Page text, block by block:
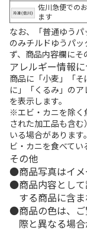
佐川急便での
ます
なお、「普通ゆう
のみチルドゆうパ
ず、商品内容欄にそ
アレルギー情報
商品に「小麦」「
に」「くるみ」の
を表示します。
※エビ・カニを除く
された加工品も含
いる場合がありま
ビ・カニを食べてい
その他
商品写真はイメ
商品内容とし
する商品に含ま
商品の色は、
際と異なる場合